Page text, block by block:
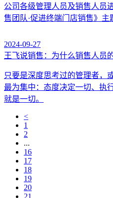
公司各级管理人员及销售人员
售团队·促进终端门店销售》主
2024-09-27
王飞说销售：为什么销售人员
只要是深度思考过的管理者，
最为集中：态度决定一切、执
就是一切。
<
1
2
...
16
17
18
19
20
21